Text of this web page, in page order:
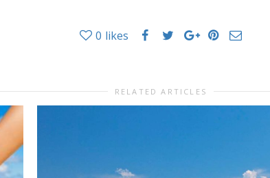
0 likes
RELATED ARTICLES